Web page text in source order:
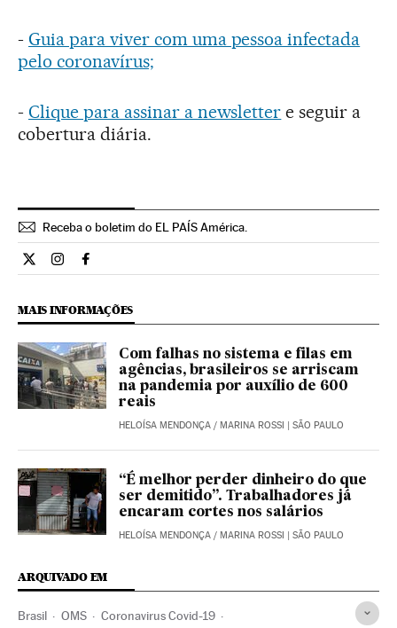
- Guia para viver com uma pessoa infectada
pelo coronavírus;
- Clique para assinar a newsletter e seguir a
cobertura diária.
Receba o boletim do EL PAÍS América.
Economia El País Brasil en Twitter
Economia El País Brasil en Instagram
Economia El País Brasil en Facebook
MAIS INFORMAÇÕES
Com falhas no sistema e filas em
agências, brasileiros se arriscam
na pandemia por auxílio de 600
reais
HELOÍSA MENDONÇA / MARINA ROSSI | SÃO PAULO
“É melhor perder dinheiro do que
ser demitido”. Trabalhadores já
encaram cortes nos salários
HELOÍSA MENDONÇA / MARINA ROSSI | SÃO PAULO
ARQUIVADO EM
Brasil OMS Coronavirus Covid-19